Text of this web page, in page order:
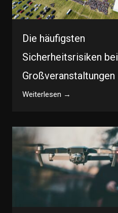
Die häufigsten
Sicherheitsrisiken bei
Großveranstaltungen
Weiterlesen →